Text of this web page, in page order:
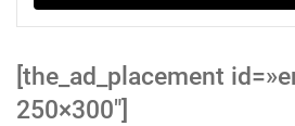
[the_ad_placement
250×300″]